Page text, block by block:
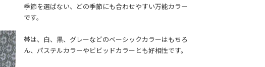
季節を選ばない、どの季節にも合わせやすい万能カラー
です。
帯は、白、黒、グレーなどのベーシックカラーはもちろ
ん、パステルカラーやビビッドカラーとも好相性です。